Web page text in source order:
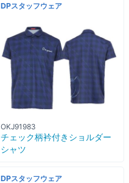
DPスタッフウェア
OKJ91983
チェック柄衿付きショルダー
シャツ
DPスタッフウェア